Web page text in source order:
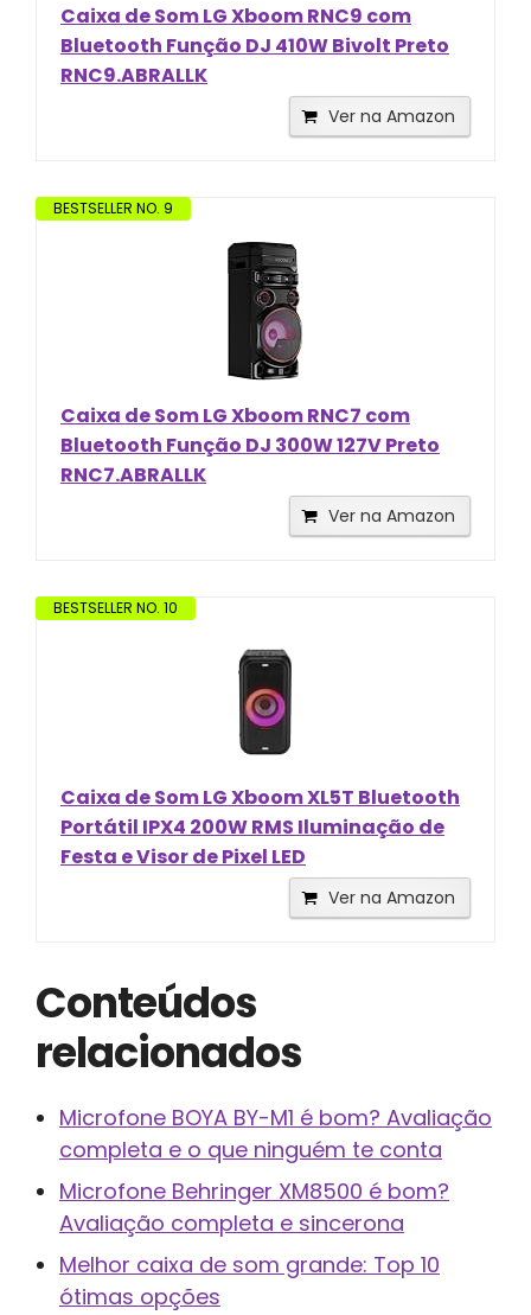
Caixa de Som LG Xboom RNC9 com
Bluetooth Função DJ 410W Bivolt Preto
RNC9.ABRALLK
Ver na Amazon
BESTSELLER NO. 9
Caixa de Som LG Xboom RNC7 com
Bluetooth Função DJ 300W 127V Preto
RNC7.ABRALLK
Ver na Amazon
BESTSELLER NO. 10
Caixa de Som LG Xboom XL5T Bluetooth
Portátil IPX4 200W RMS Iluminação de
Festa e Visor de Pixel LED
Ver na Amazon
Conteúdos
relacionados
Microfone BOYA BY-M1 é bom? Avaliação
completa e o que ninguém te conta
Microfone Behringer XM8500 é bom?
Avaliação completa e sincerona
Melhor caixa de som grande: Top 10
ótimas opções